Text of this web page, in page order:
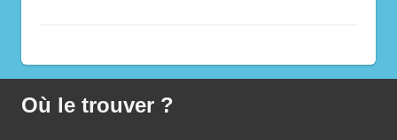
Où le trouver ?